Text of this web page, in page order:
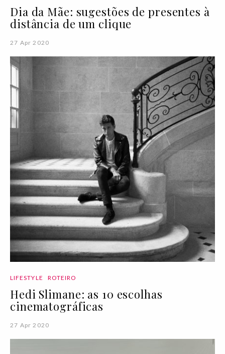
Dia da Mãe: sugestões de presentes à
distância de um clique
27 Apr 2020
LIFESTYLE ROTEIRO
Hedi Slimane: as 10 escolhas
cinematográficas
27 Apr 2020